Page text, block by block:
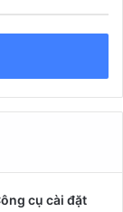
cụ cài đặt